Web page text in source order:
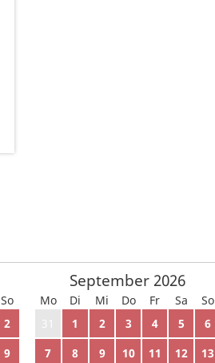
So
2
9
September 2026
Mo Di Mi Do Fr Sa
So
31
1 2 3 4 5
6
7
8 9 10 11 12
13